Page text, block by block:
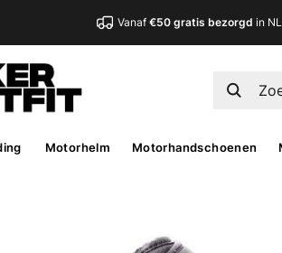
Vanaf€50 gratis bezorgd in NL
Motorhelm Motorhandschoenen